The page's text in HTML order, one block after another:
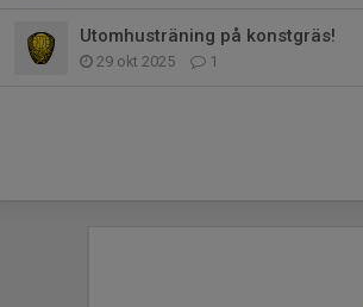
Utomhusträning på konstgräs!
29 okt 2025 1